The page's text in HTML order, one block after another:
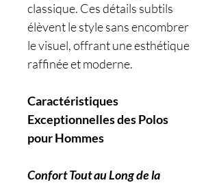
classique. Ces détails subtils
élèvent le style sans encombrer
le visuel, offrant une esthétique
raffinée et moderne.
Caractéristiques
Exceptionnelles des Polos
pour Hommes
Confort Tout au Long de la